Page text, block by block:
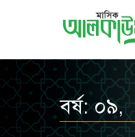
বর্ষ: